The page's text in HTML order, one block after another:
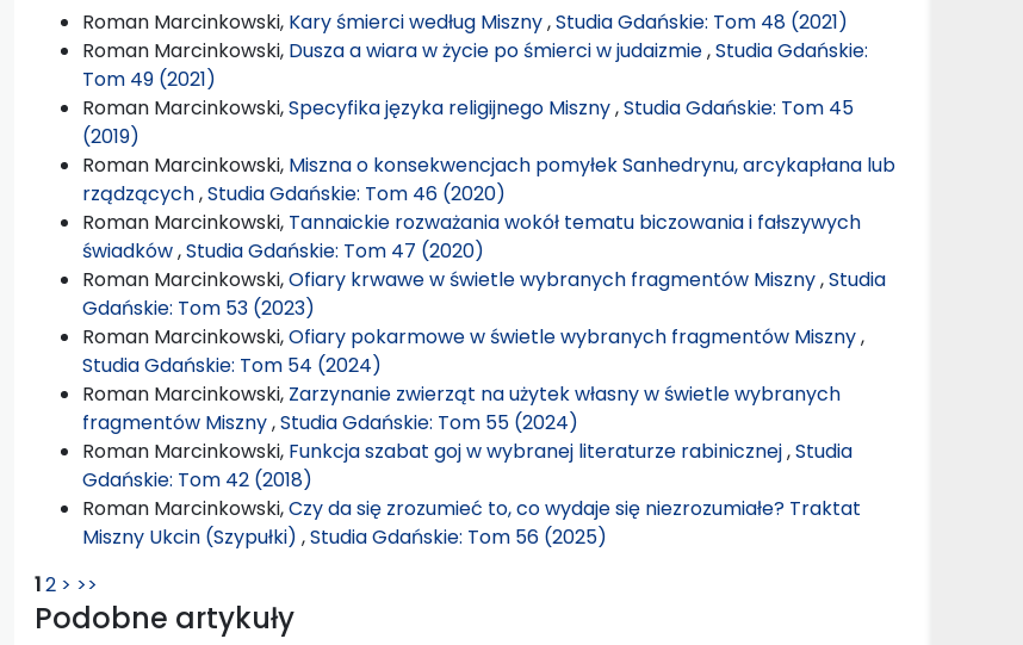
Roman Marcinkowski, Kary śmierci według Miszny,Studia Gdańskie: Tom 48 (2021)
Roman Marcinkowski, Dusza a wiara w życie po śmierci w judaizmie,Studia Gdańskie:
Tom 49 (2021)
Roman Marcinkowski,Specyfika języka religijnego Miszny,Studia Gdańskie: Tom 45
(2019)
Roman Marcinkowski, Miszna o konsekwencjach pomyłek Sanhedrynu, arcykapłana lub
rządzących,Studia Gdańskie: Tom 46 (2020)
Roman Marcinkowski, Tannaickie rozważania wokół tematu biczowania i fałszywych
świadków,Studia Gdańskie: Tom 47 (2020)
Roman Marcinkowski,Ofiary krwawe w świetle wybranych fragmentów Miszny,Studia
Gdańskie: Tom 53 (2023)
Roman Marcinkowski,Ofiary pokarmowe w świetle wybranych fragmentów Miszny,
Studia Gdańskie: Tom 54 (2024)
Roman Marcinkowski, Zarzynanie zwierząt na użytek własny w świetle wybranych
fragmentów Miszny,Studia Gdańskie: Tom 55 (2024)
Roman Marcinkowski, Funkcja szabat goj w wybranej literaturze rabinicznej,Studia
Gdańskie: Tom 42 (2018)
Roman Marcinkowski,Czy da się zrozumieć to, co wydaje się niezrozumiałe? Traktat
Miszny Ukcin (Szypułki) ,Studia Gdańskie: Tom 56 (2025)
12 > >>
Podobne artykuły